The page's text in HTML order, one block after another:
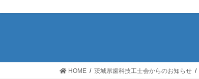
HOME 茨城県歯科技工士会からのお知らせ